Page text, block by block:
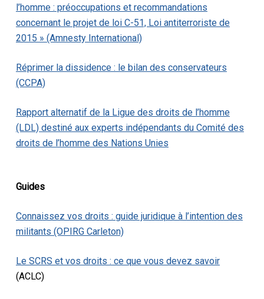
l’homme : préoccupations et recommandations
concernant le projet de loi C-51, Loi antiterroriste de
2015 » (Amnesty International)
Réprimer la dissidence : le bilan des conservateurs
(CCPA)
Rapport alternatif de la Ligue des droits de l’homme
(LDL) destiné aux experts indépendants du Comité des
droits de l’homme des Nations Unies
Guides
Connaissez vos droits : guide juridique à l’intention des
militants (OPIRG Carleton)
Le SCRS et vos droits : ce que vous devez savoir
(ACLC)